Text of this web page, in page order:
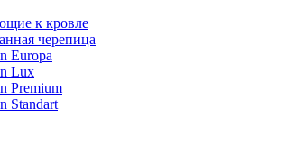
к кровле
черепица
Europa
Lux
Premium
Standart